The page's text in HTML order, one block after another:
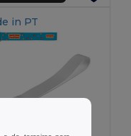
in PT